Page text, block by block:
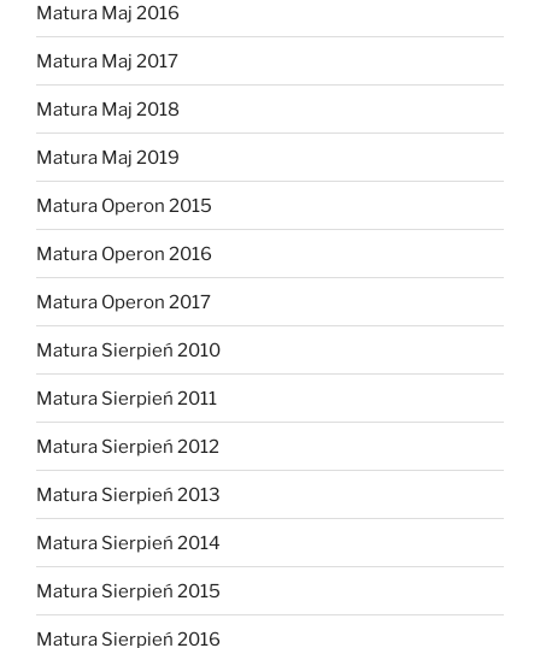
Matura Maj 2016
Matura Maj 2017
Matura Maj 2018
Matura Maj 2019
Matura Operon 2015
Matura Operon 2016
Matura Operon 2017
Matura Sierpień 2010
Matura Sierpień 2011
Matura Sierpień 2012
Matura Sierpień 2013
Matura Sierpień 2014
Matura Sierpień 2015
Matura Sierpień 2016